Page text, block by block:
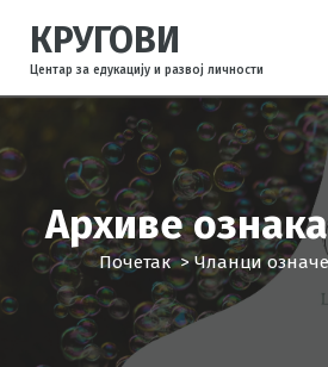
ч
н
а
ж
КРУГОВИ
Центар за едукацију и развој личности
Архиве
Почетак>Чланци